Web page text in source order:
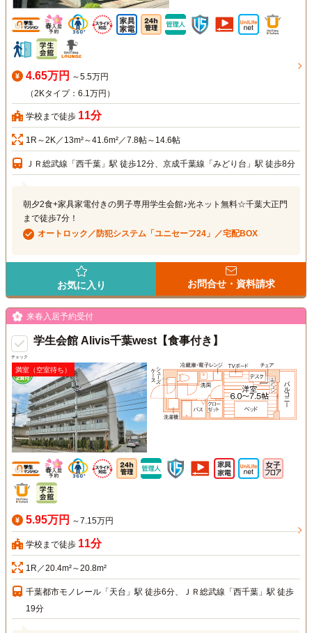
4.65万円 ～5.5万円
（2Kタイプ：6.1万円）
学校まで徒歩 11分
1R～2K／13m²～41.6m²／7.8帖～14.6帖
ＪＲ総武線「西千葉」駅 徒歩12分、京成千葉線「みどり台」駅 徒歩8分
朝夕2食+家具家電付きの男子専用学生会館♪光ネット無料☆千葉大正門
まで徒歩7分！
オートロック／防犯システム「ユニセーフ24」／宅配BOX
お気に入り お問合せ・資料請求
チェック
来春入居予約受付
学生会館 Alivis千葉west【食事付き】
満室（空室待ち）
5.95万円 ～7.15万円
学校まで徒歩 11分
1R／20.4m²～20.8m²
千葉都市モノレール「天台」駅 徒歩6分、ＪＲ総武線「西千葉」駅 徒歩
19分